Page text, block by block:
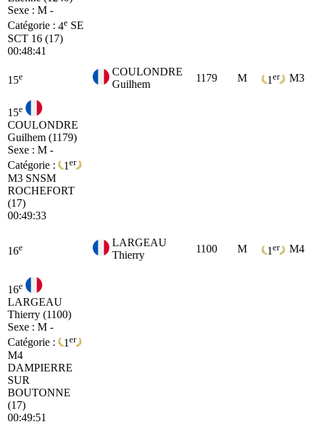
Sexe : M -
Catégorie : 4e SE
SCT 16 (17)
00:48:41
15e
COULONDRE
Guilhem
1179 M 1 er M3
15e
COULONDRE
Guilhem (1179)
Sexe : M -
Catégorie :
1 er
M3 SNSM
ROCHEFORT
(17)
00:49:33
16e
LARGEAU
Thierry
1100 M 1 er M4
16e
LARGEAU
Thierry (1100)
Sexe : M -
Catégorie :
1 er
M4
DAMPIERRE
SUR
BOUTONNE
(17)
00:49:51